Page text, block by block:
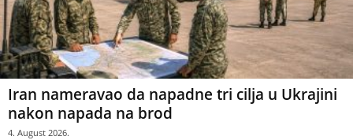
Iran nameravao da napadne tri cilja u Ukrajini
nakon napada na brod
4. August 2026.